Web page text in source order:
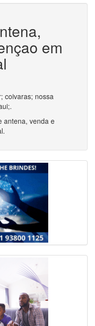
em
coivaras; nossa
antena, venda e